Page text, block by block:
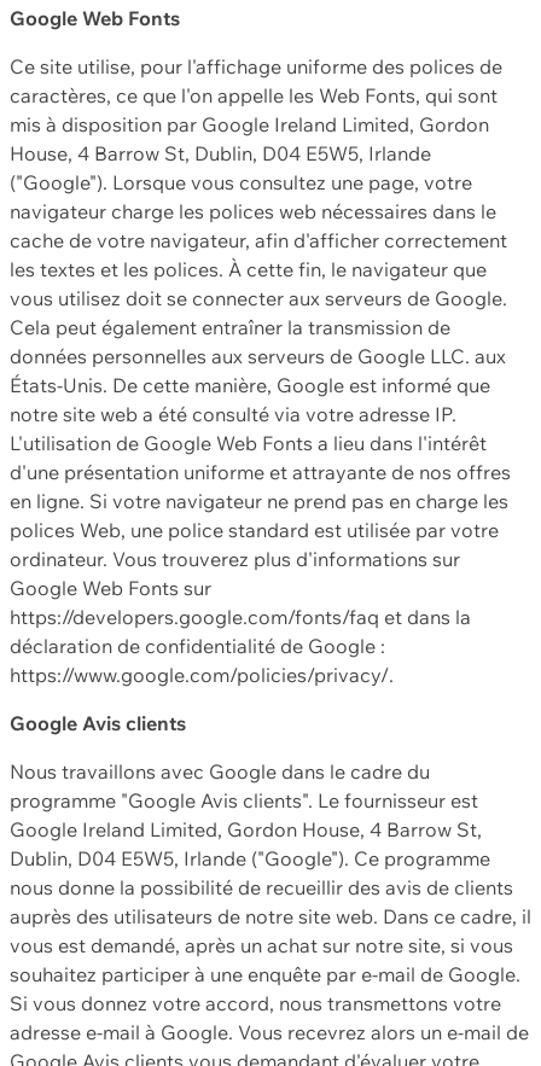
Google Web Fonts
Ce site utilise, pour l'affichage uniforme des polices de
caractères, ce que l'on appelle les Web Fonts, qui sont
mis à disposition par Google Ireland Limited, Gordon
House, 4 Barrow St, Dublin, D04 E5W5, Irlande
("Google"). Lorsque vous consultez une page, votre
navigateur charge les polices web nécessaires dans le
cache de votre navigateur, afin d'afficher correctement
les textes et les polices. À cette fin, le navigateur que
vous utilisez doit se connecter aux serveurs de Google.
Cela peut également entraîner la transmission de
données personnelles aux serveurs de Google LLC. aux
États-Unis. De cette manière, Google est informé que
notre site web a été consulté via votre adresse IP.
L'utilisation de Google Web Fonts a lieu dans l'intérêt
d'une présentation uniforme et attrayante de nos offres
en ligne. Si votre navigateur ne prend pas en charge les
polices Web, une police standard est utilisée par votre
ordinateur. Vous trouverez plus d'informations sur
Google Web Fonts sur
https://developers.google.com/fonts/faq et dans la
déclaration de confidentialité de Google :
https://www.google.com/policies/privacy/.
Google Avis clients
Nous travaillons avec Google dans le cadre du
programme "Google Avis clients". Le fournisseur est
Google Ireland Limited, Gordon House, 4 Barrow St,
Dublin, D04 E5W5, Irlande ("Google"). Ce programme
nous donne la possibilité de recueillir des avis de clients
auprès des utilisateurs de notre site web. Dans ce cadre, il
vous est demandé, après un achat sur notre site, si vous
souhaitez participer à une enquête par e-mail de Google.
Si vous donnez votre accord, nous transmettons votre
adresse e-mail à Google. Vous recevrez alors un e-mail de